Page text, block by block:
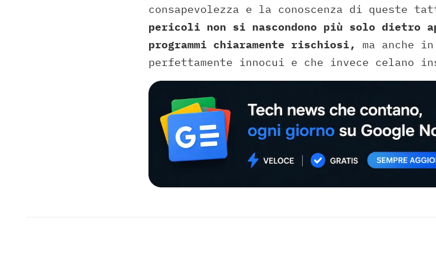
consapevolezza e la conoscenza di queste
pericoli non si nascondono più solo dietro
programmi chiaramente rischiosi,
ma anche
perfettamente innocui e che invece celano